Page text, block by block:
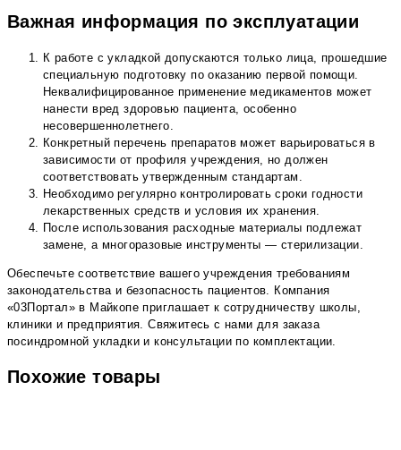
Важная информация по эксплуатации
К работе с укладкой допускаются только лица, прошедшие
специальную подготовку по оказанию первой помощи.
Неквалифицированное применение медикаментов может
нанести вред здоровью пациента, особенно
несовершеннолетнего.
Конкретный перечень препаратов может варьироваться в
зависимости от профиля учреждения, но должен
соответствовать утвержденным стандартам.
Необходимо регулярно контролировать сроки годности
лекарственных средств и условия их хранения.
После использования расходные материалы подлежат
замене, а многоразовые инструменты — стерилизации.
Обеспечьте соответствие вашего учреждения требованиям
законодательства и безопасность пациентов. Компания
«03Портал» в Майкопе приглашает к сотрудничеству школы,
клиники и предприятия. Свяжитесь с нами для заказа
посиндромной укладки и консультации по комплектации.
Похожие товары